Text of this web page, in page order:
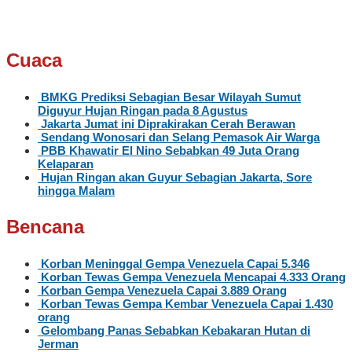
Cuaca
BMKG Prediksi Sebagian Besar Wilayah Sumut
Diguyur Hujan Ringan pada 8 Agustus
Jakarta Jumat ini Diprakirakan Cerah Berawan
Sendang Wonosari dan Selang Pemasok Air Warga
PBB Khawatir El Nino Sebabkan 49 Juta Orang
Kelaparan
Hujan Ringan akan Guyur Sebagian Jakarta, Sore
hingga Malam
Bencana
Korban Meninggal Gempa Venezuela Capai 5.346
Korban Tewas Gempa Venezuela Mencapai 4.333 Orang
Korban Gempa Venezuela Capai 3.889 Orang
Korban Tewas Gempa Kembar Venezuela Capai 1.430
orang
Gelombang Panas Sebabkan Kebakaran Hutan di
Jerman